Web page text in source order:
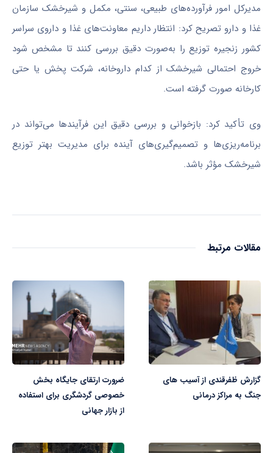
مدیرکل امور فرآورده‌های طبیعی، سنتی، مکمل و شیرخشک سازمان
غذا و دارو تصریح کرد: انتظار داریم معاونت‌های غذا و داروی سراسر
کشور زنجیره توزیع را به‌صورت دقیق بررسی کنند تا مشخص شود
خروج احتمالی شیرخشک از کدام داروخانه، شرکت پخش یا حتی
کارخانه صورت گرفته است.
وی تأکید کرد: بازخوانی و بررسی دقیق این فرآیندها می‌تواند در
برنامه‌ریزی‌ها و تصمیم‌گیری‌های آینده برای مدیریت بهتر توزیع
شیرخشک مؤثر باشد.
مقالات مرتبط
گزارش ظفرقندی از آسیب های
جنگ به مراکز درمانی
ضرورت ارتقای جایگاه بخش
خصوصی گردشگری برای استفاده
از بازار جهانی